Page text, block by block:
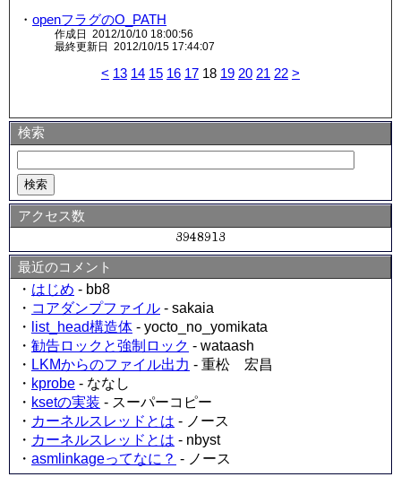
・ openフラグのO_PATH
作成日 2012/10/10 18:00:56
最終更新日 2012/10/15 17:44:07
< 13 14 15 16 17 18 19 20 21 22 >
検索
アクセス数
最近のコメント
・ はじめ - bb8
・ コアダンプファイル - sakaia
・
list_head構造体 - yocto_no_yomikata
・ 勧告ロックと強制ロック - wataash
・ LKMからのファイル出力 - 重松 宏昌
・ kprobe - ななし
・ ksetの実装 - スーパーコピー
・ カーネルスレッドとは - ノース
・ カーネルスレッドとは - nbyst
・ asmlinkageってなに？ - ノース